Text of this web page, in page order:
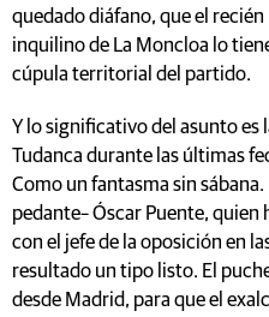
quedado diáfano, que el
inquilino de La Moncloa lo
cúpula territorial del partido.
Y lo significativo del asunto es
Tudanca durante las últimas
Como un fantasma sin sábana.
pedante– Óscar Puente,
con el jefe de la oposición en
resultado un tipo listo. El
desde Madrid, para que el